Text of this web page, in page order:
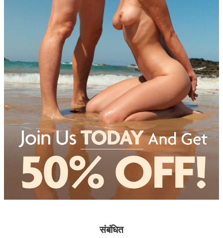
संबंधित